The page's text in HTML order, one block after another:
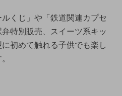
くじ」や「鉄道関連カプセ
特別販売、スイーツ系キッ
初めて触れる子供でも楽し